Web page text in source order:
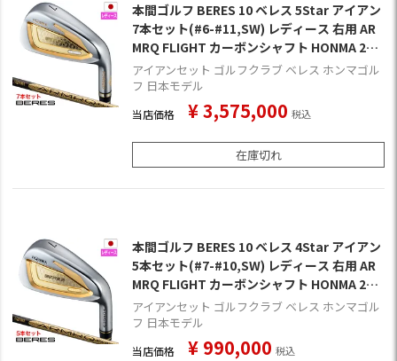
本間ゴルフ BERES 10 ベレス 5Star アイアン
7本セット(#6-#11,SW) レディース 右用 AR
MRQ FLIGHT カーボンシャフト HONMA 202
6年モデル 日本正規品 ゴルフクラブ
アイアンセット ゴルフクラブ ベレス ホンマゴル
フ 日本モデル
当店価格 ¥3,575,000 税込
在庫切れ
本間ゴルフ BERES 10 ベレス 4Star アイアン
5本セット(#7-#10,SW) レディース 右用 AR
MRQ FLIGHT カーボンシャフト HONMA 202
6年モデル 日本正規品 ゴルフクラブ
アイアンセット ゴルフクラブ ベレス ホンマゴル
フ 日本モデル
当店価格 ¥ 990,000 税込